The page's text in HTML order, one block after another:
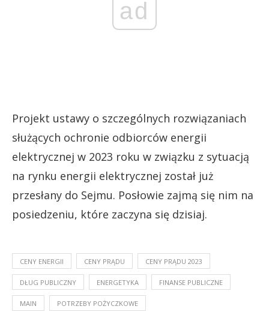
ad
Projekt ustawy o szczególnych rozwiązaniach
służących ochronie odbiorców energii
elektrycznej w 2023 roku w związku z sytuacją
na rynku energii elektrycznej został już
przesłany do Sejmu. Posłowie zajmą się nim na
posiedzeniu, które zaczyna się dzisiaj.
CENY ENERGII CENY PRĄDU CENY PRĄDU 2023
DŁUG PUBLICZNY ENERGETYKA FINANSE PUBLICZNE
MAIN POTRZEBY POŻYCZKOWE